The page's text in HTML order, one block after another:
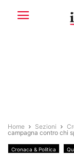
Home Sezioni
campagna contro chi
Cronaca & Politica